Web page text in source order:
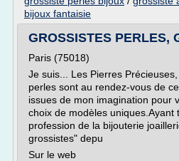
bijoux fantaisie
GROSSISTES PERLES,
Paris (75018)
Je suis... Les Pierres
perles sont au rendez-vous de
issues de mon imagination pour
choix de modèles uniques.Ayant
profession de la bijouterie
grossistes" depu
Sur le web